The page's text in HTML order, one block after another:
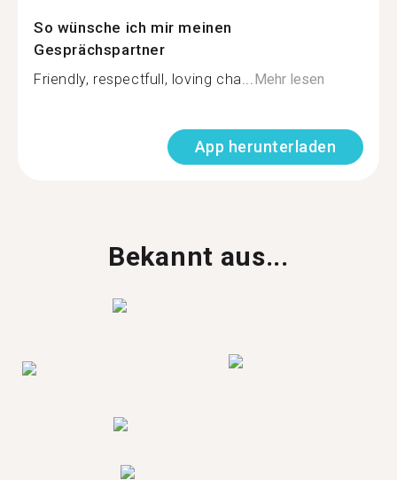
So wünsche ich mir meinen
Gesprächspartner
Friendly, respectfull, loving cha...Mehr lesen
App herunterladen
Bekannt aus...